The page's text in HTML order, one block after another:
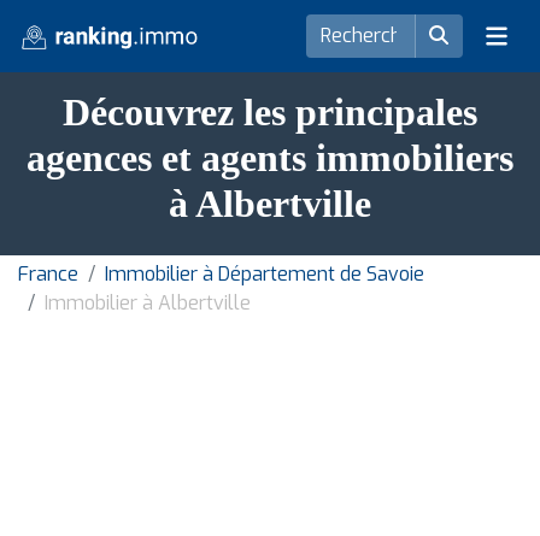
Découvrez les principales
agences et agents immobiliers
à Albertville
France
Immobilier à Département de Savoie
Immobilier à Albertville